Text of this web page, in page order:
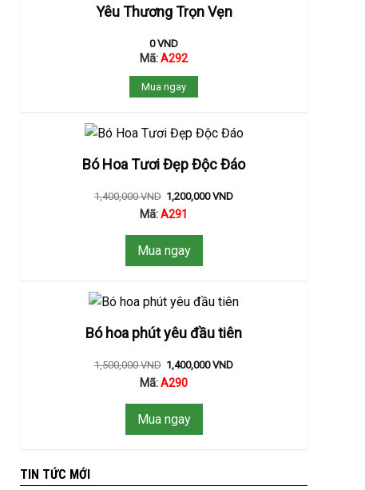
Yêu Thương Trọn Vẹn
0VND
Mã:A292
Mua ngay
Bó Hoa Tươi Đẹp Độc Đáo
1,400,000VND 1,200,000VND
Mã:A291
Mua ngay
Bó hoa phút yêu đầu tiên
1,500,000VND 1,400,000VND
Mã:A290
Mua ngay
TIN TỨC MỚI